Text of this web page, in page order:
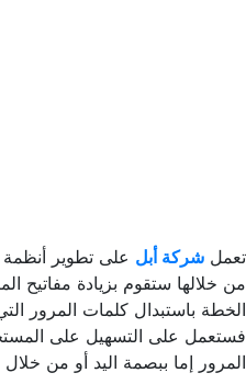
تعمل شركة أبل على تطوير أنظمة
من خلالها ستقوم بزيادة مفاتيح
الخطة باستبدال كلمات المرور
فستعمل على التسهيل على
المرور إما ببصمة اليد أو من